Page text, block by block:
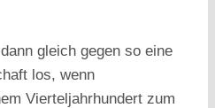
gleich gegen so eine
los, wenn
Vierteljahrhundert zum